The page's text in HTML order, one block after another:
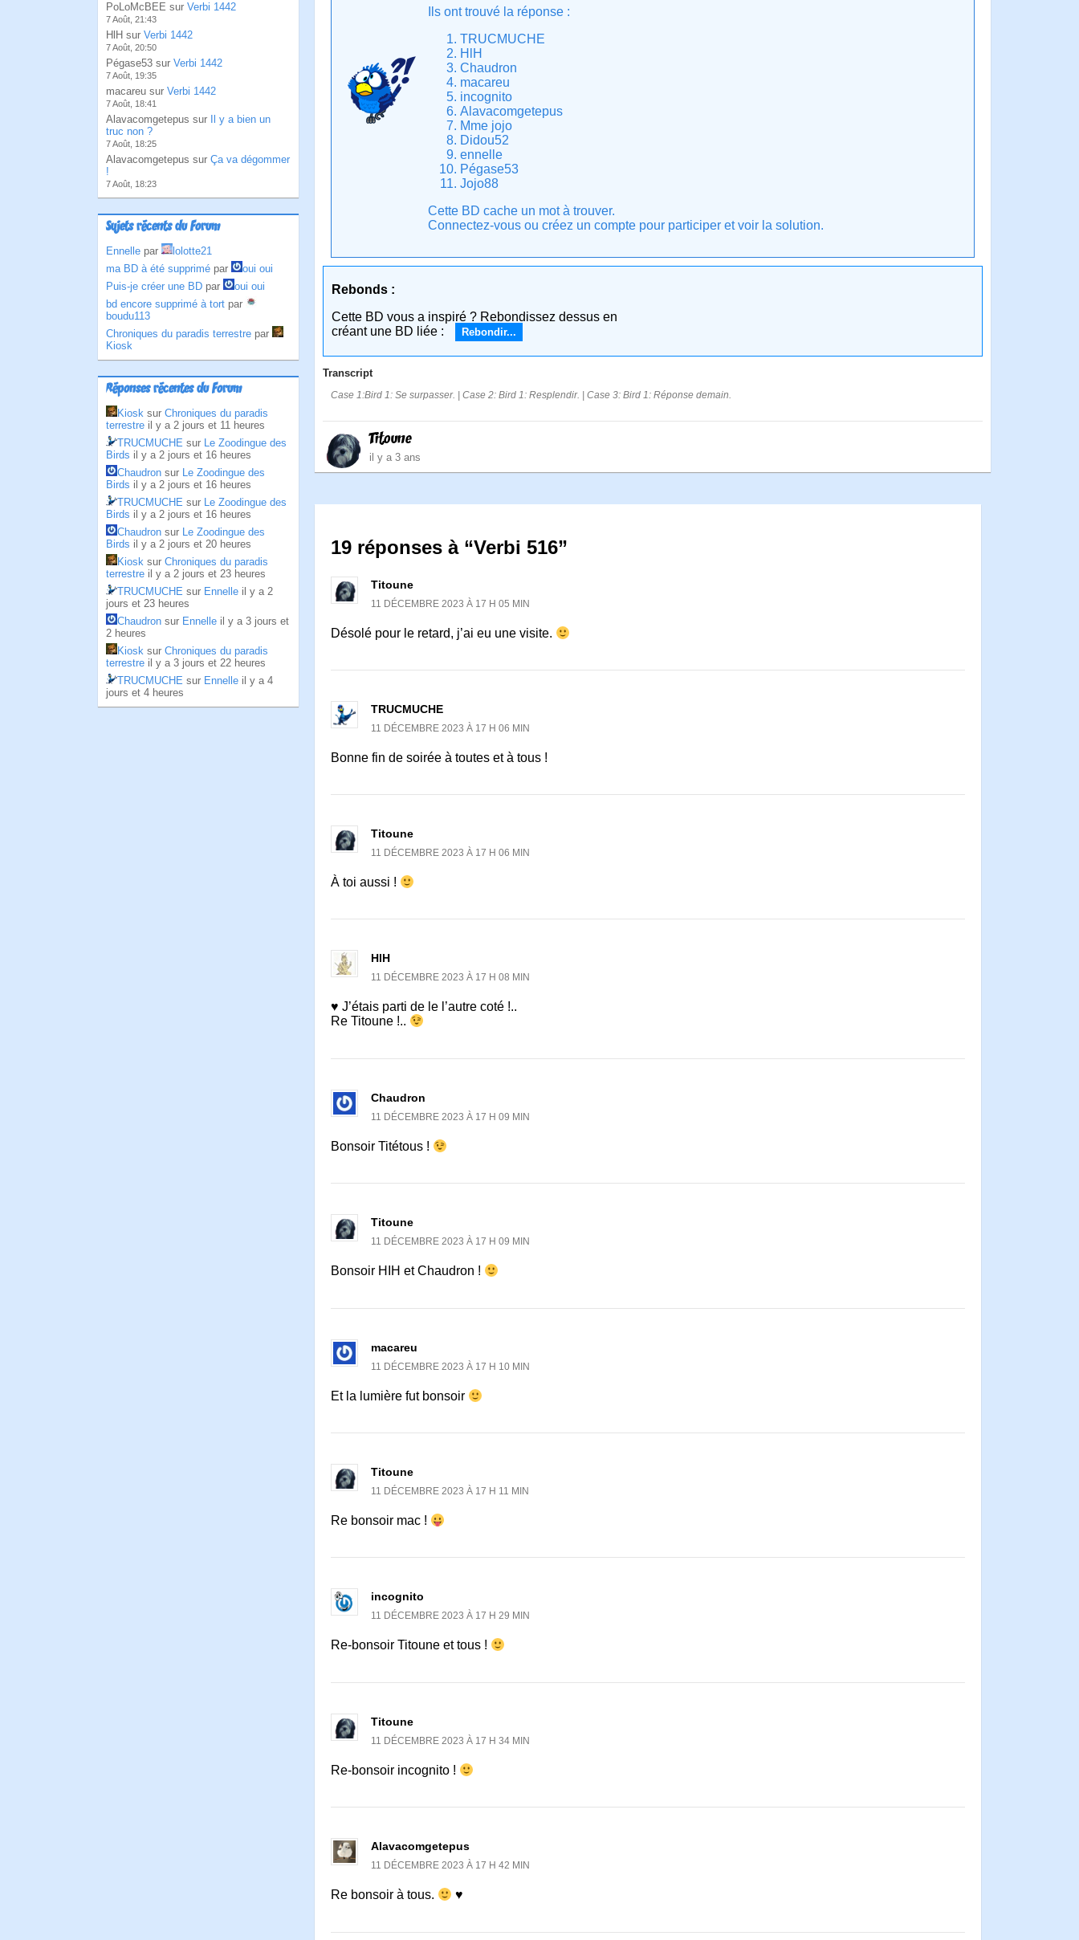
PoLoMcBEE sur Verbi 1442
7 Août, 21:43
HlH sur Verbi 1442
7 Août, 20:50
Pégase53 sur Verbi 1442
7 Août, 19:35
macareu sur Verbi 1442
7 Août, 18:41
Alavacomgetepus sur
Il y a bien un
truc non ?
7 Août, 18:25
Alavacomgetepus sur Ça va dégommer
!
7 Août, 18:23
Sujets récents du Forum
Ennelle par
lolotte21
ma BD à été supprimé par
oui oui
Puis-je créer une BD par
oui oui
bd encore supprimé à tort par
boudu113
Chroniques du paradis terrestre par
Kiosk
Réponses récentes du Forum
Kiosk sur Chroniques du paradis
terrestre il y a 2 jours et 11 heures
TRUCMUCHE sur Le Zoodingue des
Birds il y a 2 jours et 16 heures
Chaudron sur Le Zoodingue des
Birds il y a 2 jours et 16 heures
TRUCMUCHE sur Le Zoodingue des
Birds il y a 2 jours et 16 heures
Chaudron sur Le Zoodingue des
Birds il y a 2 jours et 20 heures
Kiosk sur Chroniques du paradis
terrestre il y a 2 jours et 23 heures
TRUCMUCHE sur Ennelle il y a 2
jours et 23 heures
Chaudron sur Ennelle il y a 3 jours et
2 heures
Kiosk sur Chroniques du paradis
terrestre il y a 3 jours et 22 heures
TRUCMUCHE sur Ennelle il y a 4
jours et 4 heures
Ils ont trouvé la réponse :
TRUCMUCHE
HlH
Chaudron
macareu
incognito
Alavacomgetepus
Mme jojo
Didou52
ennelle
Pégase53
Jojo88
Cette BD cache un mot à trouver.
Connectez-vous ou créez un compte pour participer et voir la solution.
Rebonds :
Cette BD vous a inspiré ? Rebondissez dessus en
créant une BD liée :
Rebondir...
Transcript
Case 1:Bird 1: Se surpasser. | Case 2: Bird 1: Resplendir. | Case 3: Bird 1: Réponse demain.
Titoune
il y a 3 ans
19 réponses à “Verbi 516”
Titoune
11 DÉCEMBRE 2023 À 17 H 05 MIN
Désolé pour le retard, j’ai eu une visite.
TRUCMUCHE
11 DÉCEMBRE 2023 À 17 H 06 MIN
Bonne fin de soirée à toutes et à tous !
Titoune
11 DÉCEMBRE 2023 À 17 H 06 MIN
À toi aussi !
HlH
11 DÉCEMBRE 2023 À 17 H 08 MIN
♥ J’étais parti de le l’autre coté !..
Re Titoune !..
Chaudron
11 DÉCEMBRE 2023 À 17 H 09 MIN
Bonsoir Titétous !
Titoune
11 DÉCEMBRE 2023 À 17 H 09 MIN
Bonsoir HIH et Chaudron !
macareu
11 DÉCEMBRE 2023 À 17 H 10 MIN
Et la lumière fut bonsoir
Titoune
11 DÉCEMBRE 2023 À 17 H 11 MIN
Re bonsoir mac !
incognito
11 DÉCEMBRE 2023 À 17 H 29 MIN
Re-bonsoir Titoune et tous !
Titoune
11 DÉCEMBRE 2023 À 17 H 34 MIN
Re-bonsoir incognito !
Alavacomgetepus
11 DÉCEMBRE 2023 À 17 H 42 MIN
Re bonsoir à tous. ♥